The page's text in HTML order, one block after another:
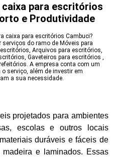
para escritórios
e Produtividade
caixa para escritórios Cambuci?
serviços do ramo de Móveis para
Arquivos para escritórios,
Gaveteiros para escritórios ,
A empresa conta com um
serviço, além de investir em
a sua necessidade.
projetados para ambientes
escolas e outros locais
duráveis e fáceis de
madeira e laminados. Essas